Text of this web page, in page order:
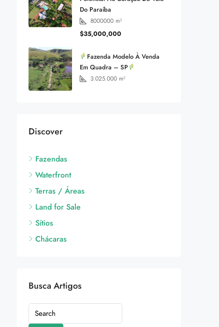
Do Paraíba
8000000 m²
$35,000,000
Fazenda Modelo À Venda
Em Quadra – SP
3.025.000 m²
Discover
Fazendas
Waterfront
Terras / Áreas
Land for Sale
Sítios
Chácaras
Busca Artigos